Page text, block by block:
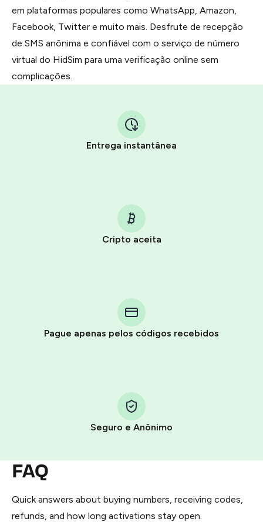
em plataformas populares como WhatsApp, Amazon,
Facebook, Twitter e muito mais. Desfrute de recepção
de SMS anônima e confiável com o serviço de número
virtual do HidSim para uma verificação online sem
complicações.
Entrega instantânea
Cripto aceita
Pague apenas pelos códigos recebidos
Seguro e Anônimo
FAQ
Quick answers about buying numbers, receiving codes,
refunds, and how long activations stay open.
You purchase Stars via the official@PremiumBot in
Step 1: Create the order on HidSim
Pay with Telegram Stars